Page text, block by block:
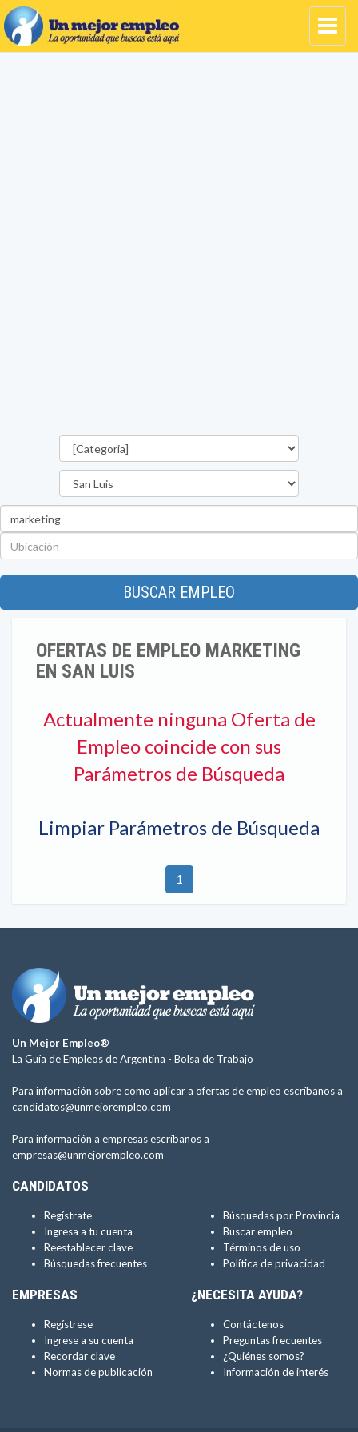
BUSCAR EMPLEO
OFERTAS DE EMPLEO MARKETING
EN SAN LUIS
Actualmente ninguna Oferta de
Empleo coincide con sus
Parámetros de Búsqueda
Limpiar Parámetros de Búsqueda
1
Un Mejor Empleo®
La Guía de Empleos de Argentina - Bolsa de Trabajo
Para información sobre como aplicar a ofertas de empleo escríbanos a
candidatos@unmejorempleo.com
Para información a empresas escríbanos a
empresas@unmejorempleo.com
CANDIDATOS
Regístrate
Ingresa a tu cuenta
Reestablecer clave
Búsquedas frecuentes
Búsquedas por Provincia
Buscar empleo
Términos de uso
Política de privacidad
EMPRESAS
Regístrese
Ingrese a su cuenta
Recordar clave
Normas de publicación
¿NECESITA AYUDA?
Contáctenos
Preguntas frecuentes
¿Quiénes somos?
Información de interés